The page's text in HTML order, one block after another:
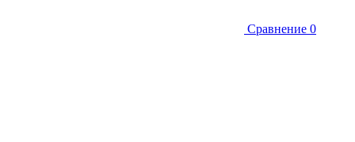
Сравнение 0